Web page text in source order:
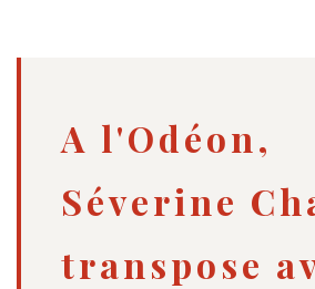
A l'Odéon,
Séverine
transpose